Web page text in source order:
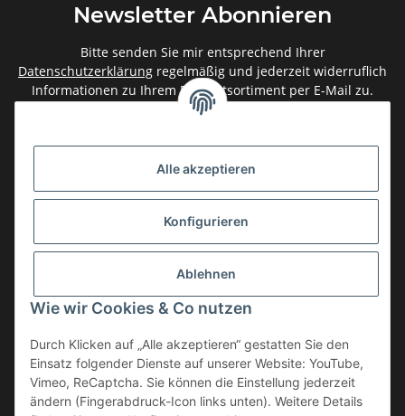
Alle akzeptieren
Konfigurieren
Ablehnen
Wie wir Cookies & Co nutzen
Durch Klicken auf „Alle akzeptieren“ gestatten Sie den
Einsatz folgender Dienste auf unserer Website: YouTube,
Vimeo, ReCaptcha. Sie können die Einstellung jederzeit
ändern (Fingerabdruck-Icon links unten). Weitere Details
Newsletter Abonnieren
Bitte senden Sie mir entsprechend Ihrer
Datenschutzerklärung regelmäßig und jederzeit widerruflich
Informationen zu Ihrem Produktsortiment per E-Mail zu.
Gesetzliche Informationen
Informationen
Service
Vertrag widerrufen
* Alle Preise inkl. gesetzlicher USt., zzgl.Versand